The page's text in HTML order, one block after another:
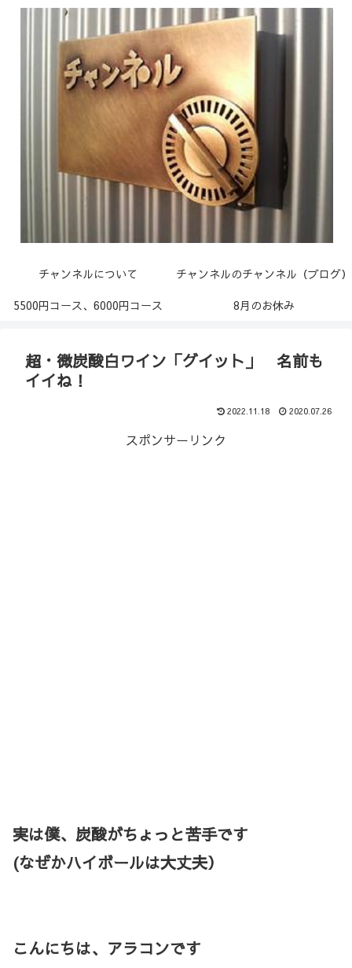
チャンネルについて
チャンネルのチャンネル（ブログ）
5500円コース、6000円コース
8月のお休み
超・微炭酸白ワイン「グイット」 名前も
イイね！
2022.11.18 2020.07.26
スポンサーリンク
実は僕、炭酸がちょっと苦手です
(なぜかハイボールは大丈夫）
こんにちは、アラコンです